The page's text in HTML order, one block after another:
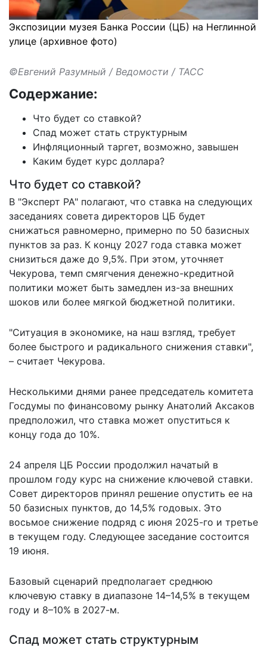
Экспозиции музея Банка России (ЦБ) на Неглинной
улице (архивное фото)
©Евгений Разумный / Ведомости / ТАСС
Содержание:
Что будет со ставкой?
Спад может стать структурным
Инфляционный таргет, возможно, завышен
Каким будет курс доллара?
Что будет со ставкой?
В "Эксперт РА" полагают, что ставка на следующих
заседаниях совета директоров ЦБ будет
снижаться равномерно, примерно по 50 базисных
пунктов за раз. К концу 2027 года ставка может
снизиться даже до 9,5%. При этом, уточняет
Чекурова, темп смягчения денежно-кредитной
политики может быть замедлен из-за внешних
шоков или более мягкой бюджетной политики.
"Ситуация в экономике, на наш взгляд, требует
более быстрого и радикального снижения ставки",
– считает Чекурова.
Несколькими днями ранее председатель комитета
Госдумы по финансовому рынку Анатолий Аксаков
предположил, что ставка может опуститься к
концу года до 10%.
24 апреля ЦБ России продолжил начатый в
прошлом году курс на снижение ключевой ставки.
Совет директоров принял решение опустить ее на
50 базисных пунктов, до 14,5% годовых. Это
восьмое снижение подряд с июня 2025-го и третье
в текущем году. Следующее заседание состоится
19 июня.
Базовый сценарий предполагает среднюю
ключевую ставку в диапазоне 14–14,5% в текущем
году и 8–10% в 2027-м.
Спад может стать структурным